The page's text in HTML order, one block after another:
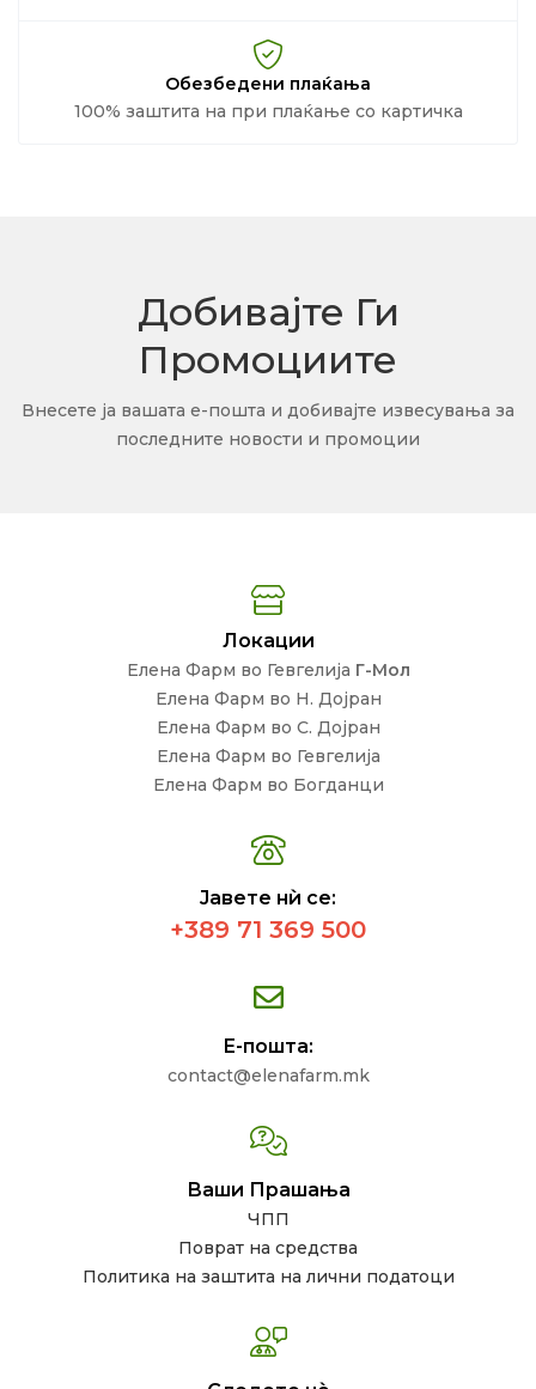
Обезбедени плаќања
100% заштита на при плаќање со картичка
Добивајте Ги
Промоциите
Внесете ја вашата е-пошта и добивајте извесувања за
последните новости и промоции
Локации
Елена Фарм во Гевгелија Г-Мол
Елена Фарм во Н. Дојран
Елена Фарм во С. Дојран
Елена Фарм во Гевгелија
Елена Фарм во Богданци
Јавете нѝ се:
+389 71 369 500
Е-пошта:
contact@elenafarm.mk
Ваши Прашања
ЧПП
Поврат на средства
Политика на заштита на лични податоци